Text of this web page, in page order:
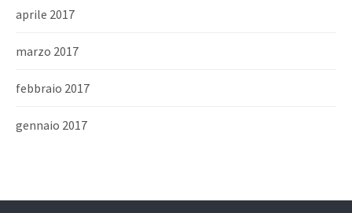
aprile 2017
marzo 2017
febbraio 2017
gennaio 2017